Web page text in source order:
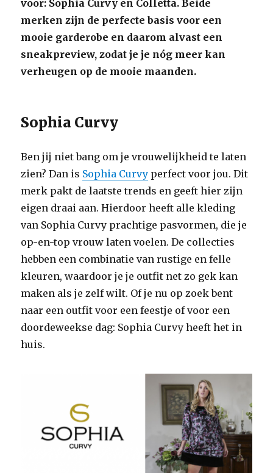
voor: Sophia Curvy en Colletta. Beide
merken zijn de perfecte basis voor een
mooie garderobe en daarom alvast een
sneakpreview, zodat je je nóg meer kan
verheugen op de mooie maanden.
Sophia Curvy
Ben jij niet bang om je vrouwelijkheid te laten
zien? Dan is Sophia Curvy perfect voor jou. Dit
merk pakt de laatste trends en geeft hier zijn
eigen draai aan. Hierdoor heeft alle kleding
van Sophia Curvy prachtige pasvormen, die je
op-en-top vrouw laten voelen. De collecties
hebben een combinatie van rustige en felle
kleuren, waardoor je je outfit net zo gek kan
maken als je zelf wilt. Of je nu op zoek bent
naar een outfit voor een feestje of voor een
doordeweekse dag: Sophia Curvy heeft het in
huis.